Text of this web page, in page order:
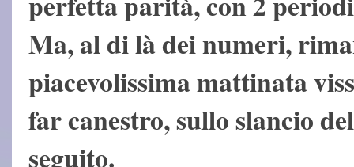
Ma, al di là dei numeri,
piacevolissima mattinata
far canestro, sullo slancio
seguito.